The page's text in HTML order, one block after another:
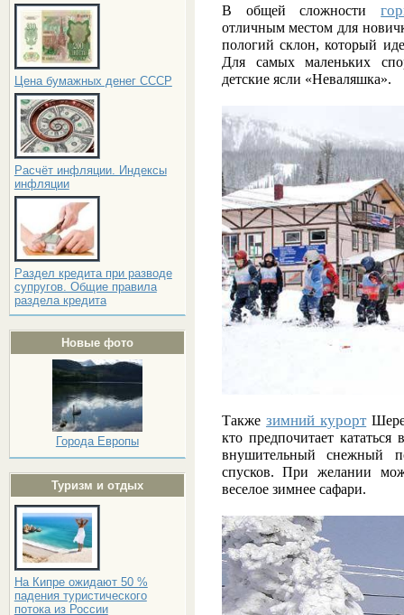
Цена бумажных денег СССР
Расчёт инфляции. Индексы
инфляции
Раздел кредита при разводе
супругов. Общие правила
раздела кредита
Новые фото
Города Европы
Туризм и отдых
На Кипре ожидают 50 %
падения туристического
потока из России
В общей сложности
отличным местом для
пологий склон, который
Для самых маленьких
детские ясли «Неваляшка».
Также зимний курорт
кто предпочитает
внушительный снежный
спусков. При желании
веселое зимнее сафари.